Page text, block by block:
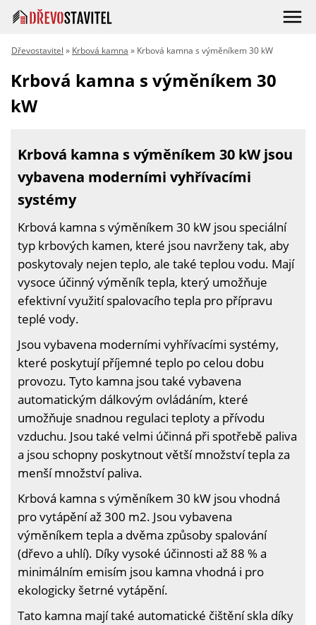
Dřevostavitel » Krbová kamna » Krbová kamna s výměníkem 30 kW
Krbová kamna s výměníkem 30
kW
Krbová kamna s výměníkem 30 kW jsou
vybavena moderními vyhřívacími
systémy
Krbová kamna s výměníkem 30 kW jsou speciální
typ krbových kamen, které jsou navrženy tak, aby
poskytovaly nejen teplo, ale také teplou vodu. Mají
vysoce účinný výměník tepla, který umožňuje
efektivní využití spalovacího tepla pro přípravu
teplé vody.
Jsou vybavena moderními vyhřívacími systémy,
které poskytují příjemné teplo po celou dobu
provozu. Tyto kamna jsou také vybavena
automatickým dálkovým ovládáním, které
umožňuje snadnou regulaci teploty a přívodu
vzduchu. Jsou také velmi účinná při spotřebě paliva
a jsou schopny poskytnout větší množství tepla za
menší množství paliva.
Krbová kamna s výměníkem 30 kW jsou vhodná
pro vytápění až 300 m2. Jsou vybavena
výměníkem tepla a dvěma způsoby spalování
(dřevo a uhlí). Díky vysoké účinnosti až 88 % a
minimálním emisím jsou kamna vhodná i pro
ekologicky šetrné vytápění.
Tato kamna mají také automatické čištění skla díky